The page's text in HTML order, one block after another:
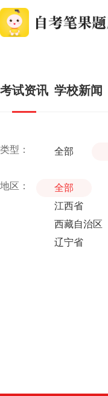
考试资讯 学校新闻
类型： 全部
地区： 全部
江西省
西藏自治区
辽宁省